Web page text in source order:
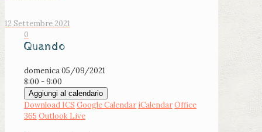
12 Settembre 2021
0
Quando
domenica 05/09/2021
8:00 - 9:00
Aggiungi al calendario
Download ICS Google Calendar iCalendarOffice
365 Outlook Live